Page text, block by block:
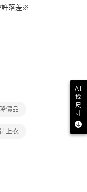
轉至「AFTEE先享後付」
結帳。
連結，可透過四大超商／
您需要取消訂單，請聯絡
頁面顯示為準，若有關於
請聯繫「AFTEE先享後付
先享後付」服務完成之交
將交易相關給付款項請求債
許落差※
價品
上衣
AI
找
尺
寸